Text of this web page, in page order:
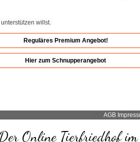
willst.
Reguläres Premium Angebot!
Hier zum Schnupperangebot
AGB
Der Online Tierfriedhof